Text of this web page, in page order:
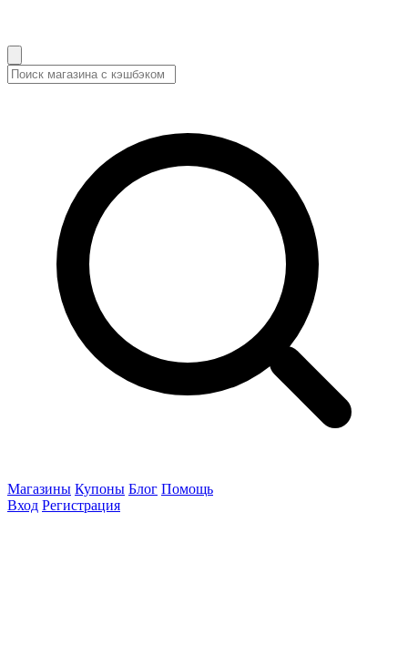
Магазины Купоны Блог Помощь
Вход Регистрация